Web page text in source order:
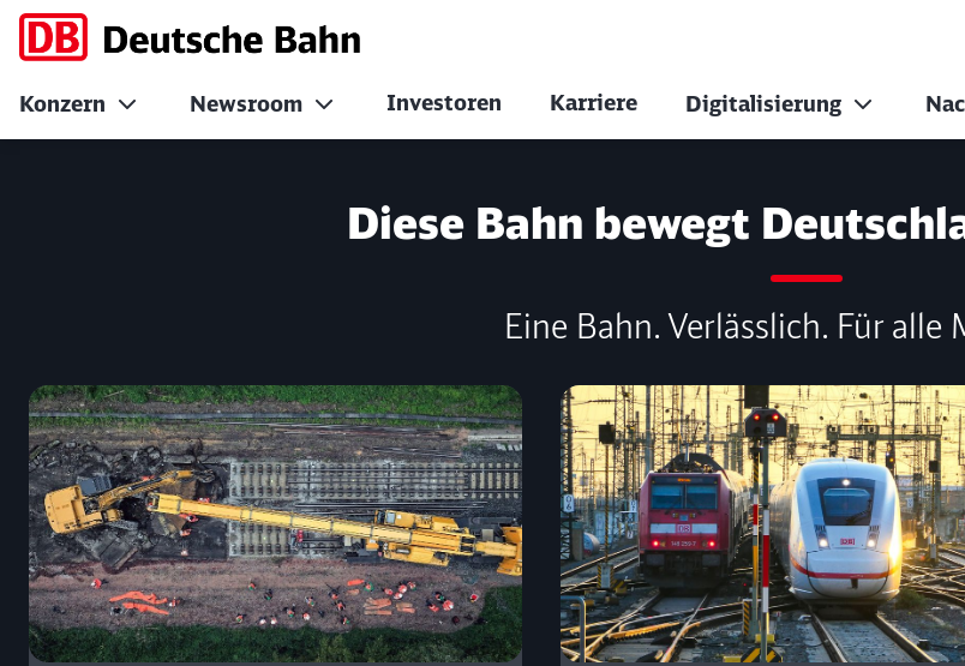
Konzern Newsroom Investoren Karriere Digitalisierung
Diese Bahn bewegt
Eine Bahn. Verlässlich. Für alle